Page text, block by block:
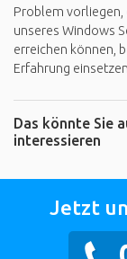
Problem vorliegen,
unseres Windows
erreichen können,
Erfahrung
Das könnte Sie
interessieren
Jetzt